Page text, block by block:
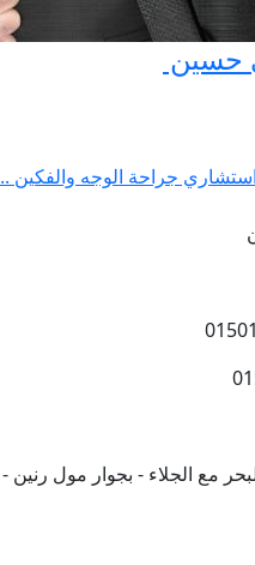
حسين
جراحة الوجه والفكين
مع الجلاء - بجوار مول رنين